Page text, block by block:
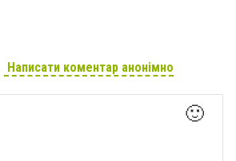
Написати коментар анонімно
🙂